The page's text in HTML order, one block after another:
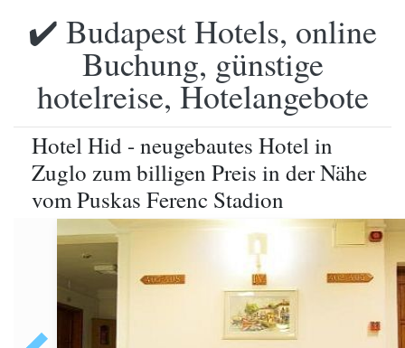
✔️ Budapest Hotels, online
Buchung, günstige
hotelreise, Hotelangebote
Hotel Hid - neugebautes Hotel in
Zuglo zum billigen Preis in der Nähe
vom Puskas Ferenc Stadion